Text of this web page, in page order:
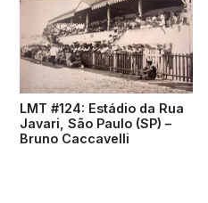
LMT #124: Estádio da Rua
Javari, São Paulo (SP) –
Bruno Caccavelli